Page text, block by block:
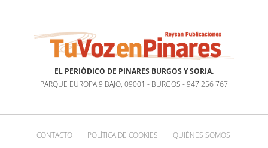
EL PERIÓDICO DE PINARES BURGOS Y SORIA.
PARQUE EUROPA 9 BAJO, 09001 - BURGOS - 947 256 767
CONTACTO POLÍTICA DE COOKIES
QUIÉNES SOMOS